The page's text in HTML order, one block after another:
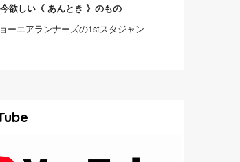
今欲しい《 あんとき 》のもの
ーエアランナーズの1stスタジャン